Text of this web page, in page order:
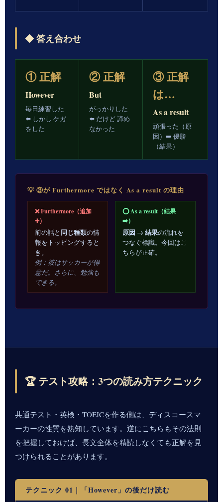
◆ 答え合わせ
① 正解
However
毎日練習した
⬅️ しかし ケガ
をした
② 正解
But
がっかりした
⬅️ だけど 諦め
なかった
③ 正解
は…
As a result
頑張った（原
因）➡️ 優勝
（結果）
💡 ③が Furthermore ではなく As a result の理由
❌ Furthermore（追加
➕）
前の話と 同じ種類の情
報をトッピングすると
き。
例：彼はサッカーが得
意だ。さらに、勉強も
できる。
⭕ As a result（結果
➡️）
原因 → 結果の流れを
つなぐ標識。今回はこ
ちらが正確。
🏆 テスト攻略：3つの読み方テクニック
共通テスト・英検・TOEICを作る側は、ディスコースマ
ーカーの性質を熟知しています。逆にこちらもその法則
を把握しておけば、長文全体を精読しなくても正解を見
つけられることがあります。
テクニック 01｜「However」の後だけ読む